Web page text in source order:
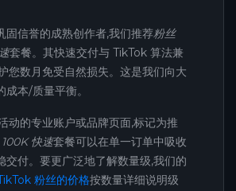
固信誉的成熟创作者,我们推荐粉丝
套餐。其快速交付与 TikTok 算法兼
您数月免受自然损失。这是我们向大
本/质量平衡。
动的专业账户或品牌页面,标记为推
快速套餐可以在单一订单中吸收
交付。要更广泛地了解数量级,我们的
粉丝的价格按数量详细说明级